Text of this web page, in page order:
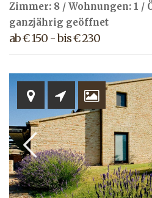
Zimmer: 8 / Wohnungen: 1 /
ganzjährig geöffnet
ab € 150 - bis € 230